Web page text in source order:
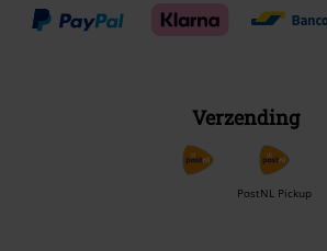
Verzending
PostNL Pickup